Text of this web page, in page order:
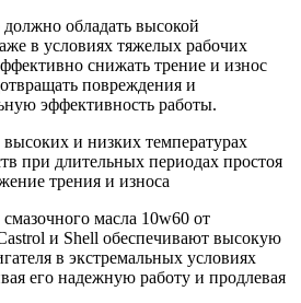
обладать высокой
в условиях тяжелых рабочих
снижать трение и износ
повреждения и
эффективность работы.
и низких температурах
при длительных периодах простоя
трения и износа
масла 10w60 от
и Shell обеспечивают высокую
в экстремальных условиях
его надежную работу и продлевая